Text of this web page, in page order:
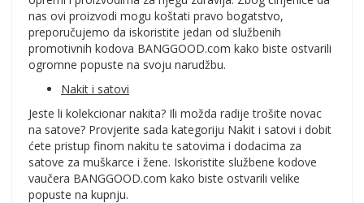
nas ovi proizvodi mogu koštati pravo bogatstvo,
preporučujemo da iskoristite jedan od službenih
promotivnih kodova BANGGOOD.com kako biste ostvarili
ogromne popuste na svoju narudžbu.
Nakit i satovi
Jeste li kolekcionar nakita? Ili možda radije trošite novac
na satove? Provjerite sada kategoriju Nakit i satovi i dobit
ćete pristup finom nakitu te satovima i dodacima za
satove za muškarce i žene. Iskoristite službene kodove
vaučera BANGGOOD.com kako biste ostvarili velike
popuste na kupnju.